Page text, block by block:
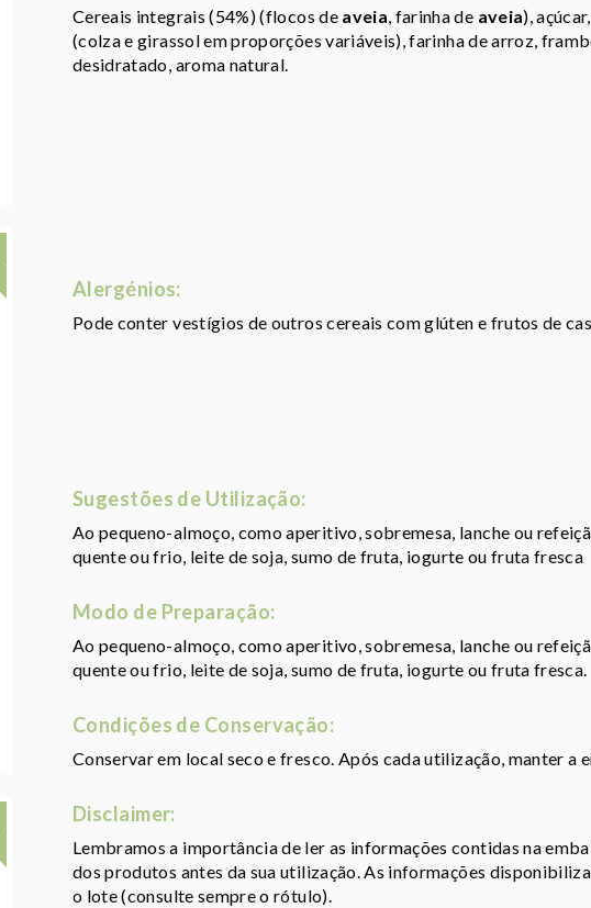
Cereais integrais (54%) (flocos de aveia, farinha de aveia),
(colza e girassol em proporções variáveis), farinha de arroz,
desidratado, aroma natural.
Alergénios:
Pode conter vestígios de outros cereais com glúten e frutos de
Sugestões de Utilização:
Ao pequeno-almoço, como aperitivo, sobremesa, lanche ou
quente ou frio, leite de soja, sumo de fruta, iogurte ou fruta fresca
Modo de Preparação:
Ao pequeno-almoço, como aperitivo, sobremesa, lanche ou
quente ou frio, leite de soja, sumo de fruta, iogurte ou fruta fresca.
Condições de Conservação:
Conservar em local seco e fresco. Após cada utilização, manter a
Disclaimer:
Lembramos a importância de ler as informações contidas na
dos produtos antes da sua utilização. As informações
o lote (consulte sempre o rótulo).